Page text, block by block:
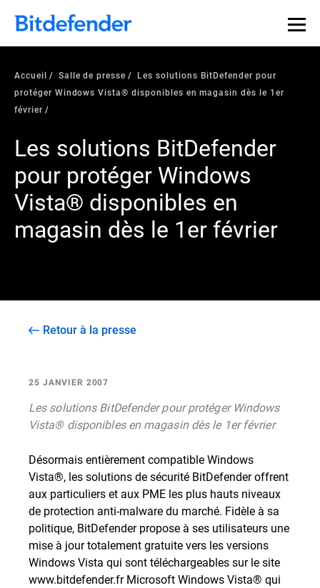
Accueil Salle de presse
Les solutions BitDefender pour
protéger Windows Vista® disponibles en magasin dès le 1er
février
Les solutions BitDefender
pour protéger Windows
Vista® disponibles en
magasin dès le 1er février
Retour à la presse
25 JANVIER 2007
Les solutions BitDefender pour protéger Windows
Vista® disponibles en magasin dès le 1er février
Désormais entièrement compatible Windows
Vista®, les solutions de sécurité BitDefender offrent
aux particuliers et aux PME les plus hauts niveaux
de protection anti-malware du marché. Fidèle à sa
politique, BitDefender propose à ses utilisateurs une
mise à jour totalement gratuite vers les versions
Windows Vista qui sont téléchargeables sur le site
www.bitdefender.fr Microsoft Windows Vista® qui